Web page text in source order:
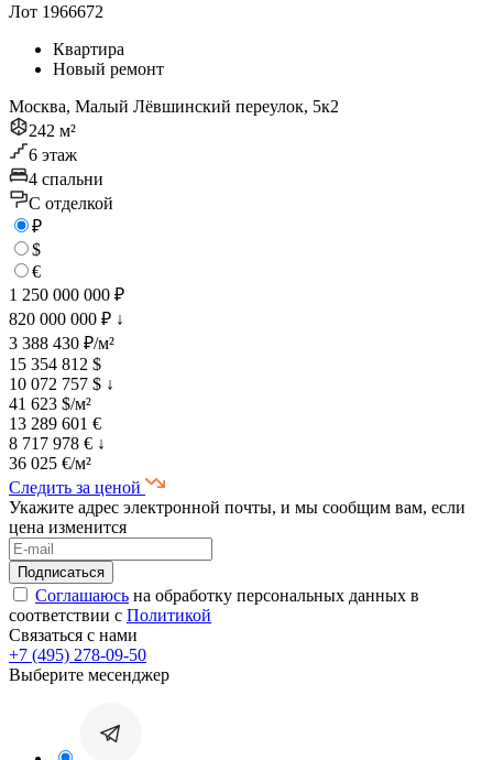
Лот 1966672
Квартира
Новый ремонт
Москва, Малый Лёвшинский переулок, 5к2
242 м²
6 этаж
4 спальни
C отделкой
₽
$
€
1 250 000 000 ₽
820 000 000 ₽ ↓
3 388 430 ₽/м²
15 354 812 $
10 072 757 $ ↓
41 623 $/м²
13 289 601 €
8 717 978 € ↓
36 025 €/м²
Следить за ценой
Укажите адрес электронной почты, и мы сообщим вам, если
цена изменится
Соглашаюсь на обработку персональных данных в
соответствии с Политикой
Связаться с нами
+7 (495) 278-09-50
Выберите месенджер